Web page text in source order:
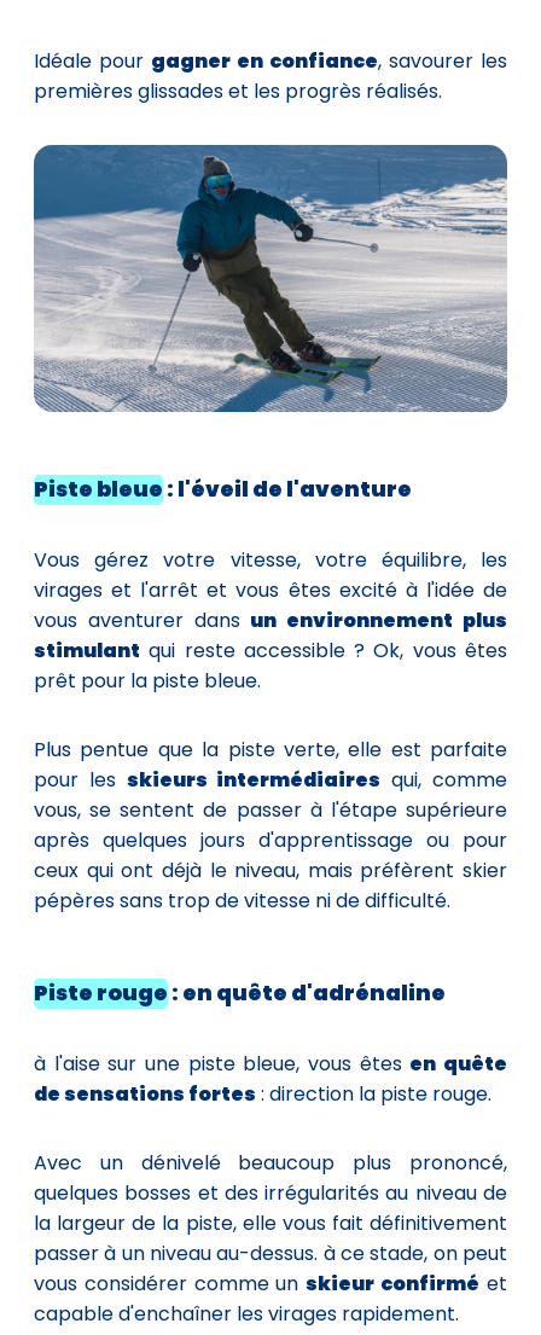
Idéale pour gagner en confiance, savourer les
premières glissades et les progrès réalisés.
Piste bleue: l'éveil de l'aventure
Vous gérez votre vitesse, votre équilibre, les
virages et l'arrêt et vous êtes excité à l'idée de
vous aventurer dans un environnement plus
stimulant qui reste accessible ? Ok, vous êtes
prêt pour la piste bleue.
Plus pentue que la piste verte, elle est parfaite
pour les skieurs intermédiaires qui, comme
vous, se sentent de passer à l'étape supérieure
après quelques jours d'apprentissage ou pour
ceux qui ont déjà le niveau, mais préfèrent skier
pépères sans trop de vitesse ni de difficulté.
Piste rouge: en quête d'adrénaline
à l'aise sur une piste bleue, vous êtes en quête
de sensations fortes : direction la piste rouge.
Avec un dénivelé beaucoup plus prononcé,
quelques bosses et des irrégularités au niveau de
la largeur de la piste, elle vous fait définitivement
passer à un niveau au-dessus. à ce stade, on peut
vous considérer comme unskieur confirmé et
capable d'enchaîner les virages rapidement.